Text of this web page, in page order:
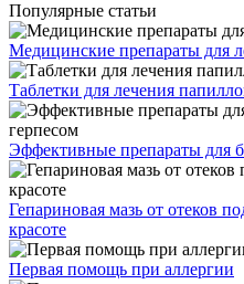
Популярные статьи
Медицинские препараты для
Таблетки для лечения
Эффективные препараты для
Гепариновая мазь от отеков
красоте
Первая помощь при аллергии